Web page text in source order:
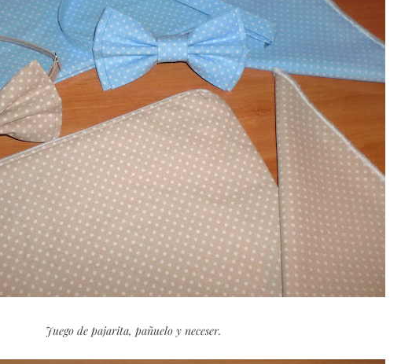
Juego de pajarita, pañuelo y neceser.